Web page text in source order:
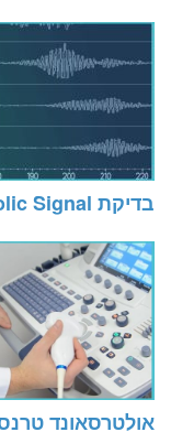
בדיקת MES – Microembolic Signal
אולטרסאונד